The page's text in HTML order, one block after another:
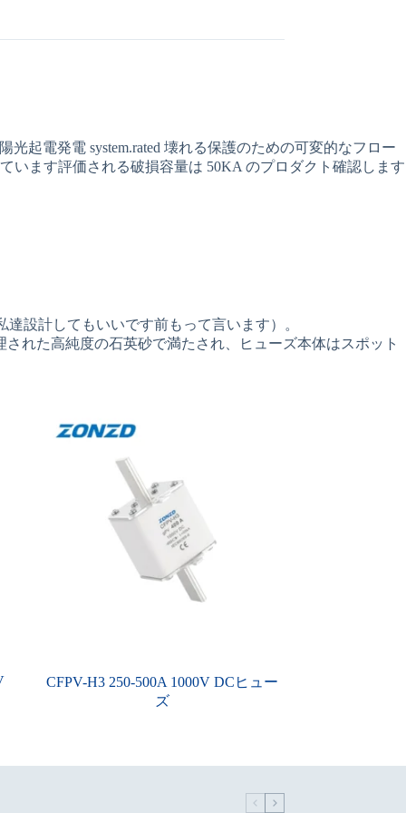
起電発電 system.rated 壊れる保護のための可変的なフロー
います評価される破損容量は 50KA のプロダクト確認します
設計してもいいです前もって言います）。
れた高純度の石英砂で満たされ、ヒューズ本体はスポット
CFPV-H3 250-500A 1000V DCヒュー
ズ